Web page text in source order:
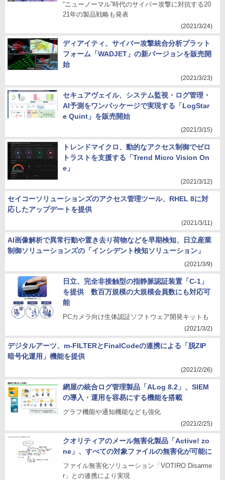
“ニューノーマル”時代のサイバー攻撃に対抗する20
21年の製品戦略も発表
(2021/3/24)
ディアイティ、サイバー攻撃統合分析プラット
フォーム「WADJET」の新バージョンを販売開
始
(2021/3/23)
セキュアヴェイル、システム監視・ログ管理・
AI予測をワンパッケージで実現する「LogStar
e Quint」を販売開始
(2021/3/15)
トレンドマイクロ、動的なアクセス制御でゼロ
トラストを支援する「Trend Micro Vision On
e」
(2021/3/12)
セイコーソリューションズのアクセス管理ツール、RHEL 8に対
応したアップデートを提供
(2021/3/11)
AI画像解析で異常行動や置き去り荷物などを早期検知、日立産業
制御ソリューションズの「インシデント検知ソリューション」
(2021/3/9)
日立、完全非接触型の指静脈認証装置「C-1」
を提供 数百万規模の大規模会員数にも対応可
能
PCカメラ向け生体認証ソフトウェア開発キットも
(2021/3/2)
デジタルアーツ、m-FILTERとFinalCodeの連携による「脱ZIP
暗号化運用」機能を提供
(2021/2/26)
網屋の統合ログ管理製品「ALog 8.2」、SIEM
の導入・運用を容易にする機能を搭載
グラフ機能や通知機能なども強化
(2021/2/25)
クオリティアのメール無害化製品「Active! zo
ne」、すべての対象ファイルの無害化が可能に
ファイル無害化ソリューション「VOTIRO Disarme
r」との連携により実現